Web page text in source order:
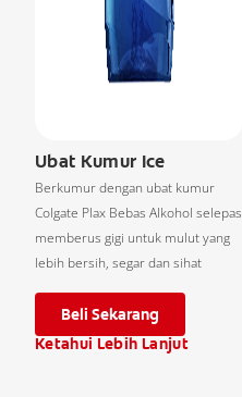
Ubat Kumur Ice
Berkumur dengan ubat kumur
Colgate Plax Bebas Alkohol selepas
memberus gigi untuk mulut yang
lebih bersih, segar dan sihat
Beli Sekarang
Ketahui Lebih Lanjut